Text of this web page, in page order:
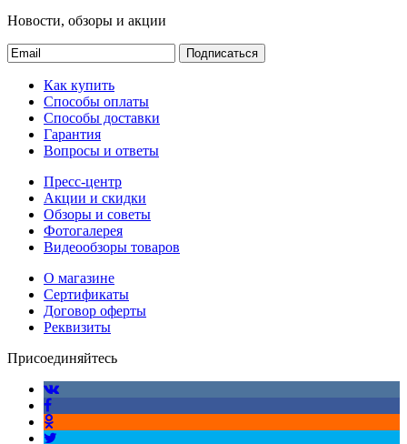
Новости, обзоры и акции
Подписаться
Как купить
Способы оплаты
Способы доставки
Гарантия
Вопросы и ответы
Пресс-центр
Акции и скидки
Обзоры и советы
Фотогалерея
Видеообзоры товаров
О магазине
Сертификаты
Договор оферты
Реквизиты
Присоединяйтесь